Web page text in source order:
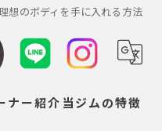
想のボディを手に入れる方法
ナー紹介 当ジムの特徴